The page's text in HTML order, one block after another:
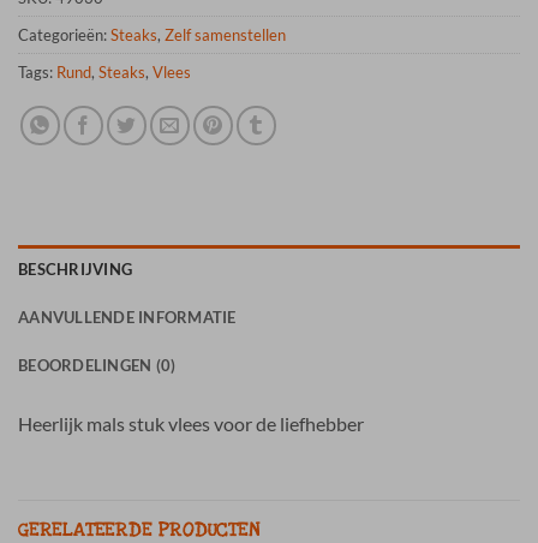
Categorieën:Steaks, Zelf samenstellen
Tags: Rund, Steaks, Vlees
BESCHRIJVING
AANVULLENDE INFORMATIE
BEOORDELINGEN (0)
Heerlijk mals stuk vlees voor de liefhebber
GERELATEERDE PRODUCTEN